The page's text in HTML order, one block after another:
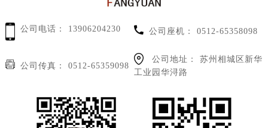
公司电话： 13906204230 公司座机： 0512-65358098
公司传真： 0512-65359098
公司地址：
苏州相城区新华
工业园华浔路